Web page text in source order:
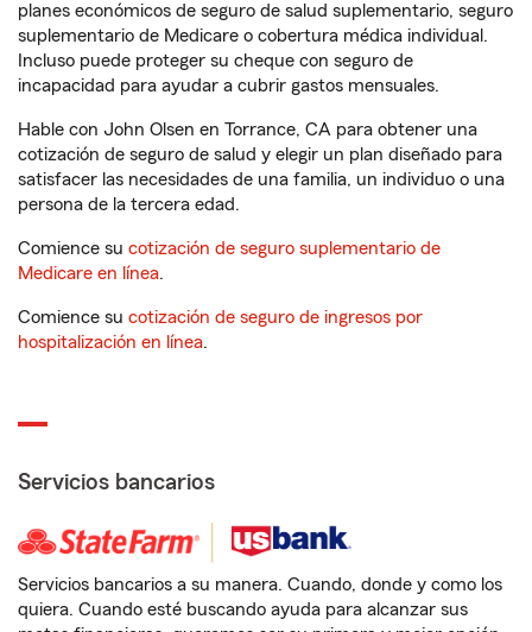
planes económicos de seguro de salud suplementario, seguro
suplementario de Medicare o cobertura médica individual.
Incluso puede proteger su cheque con seguro de
incapacidad para ayudar a cubrir gastos mensuales.
Hable con John Olsen en Torrance, CA para obtener una
cotización de seguro de salud y elegir un plan diseñado para
satisfacer las necesidades de una familia, un individuo o una
persona de la tercera edad.
Comience su cotización de seguro suplementario de
Medicare en línea.
Comience su cotización de seguro de ingresos por
hospitalización en línea.
Servicios bancarios
Servicios bancarios a su manera. Cuando, donde y como los
quiera. Cuando esté buscando ayuda para alcanzar sus